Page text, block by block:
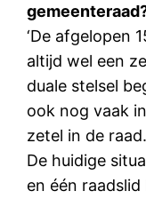
‘De afgelopen
altijd wel een
duale stelsel
ook nog vaak
zetel in de
De huidige
en één